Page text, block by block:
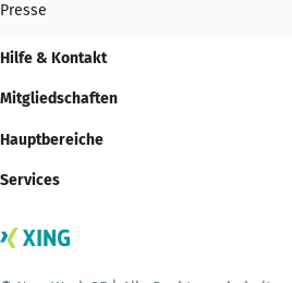
Presse
Hilfe & Kontakt
Mitgliedschaften
Hauptbereiche
Services